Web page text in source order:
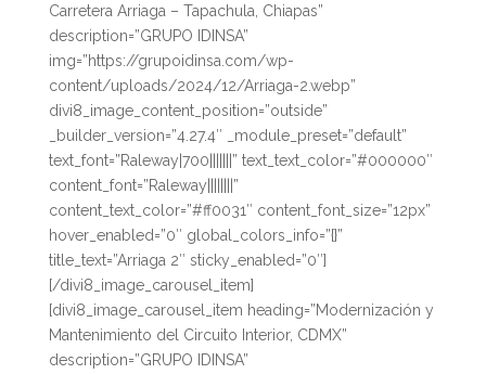
Carretera Arriaga – Tapachula, Chiapas”
description=”GRUPO IDINSA”
img=”https://grupoidinsa.com/wp-
content/uploads/2024/12/Arriaga-2.webp”
divi8_image_content_position=”outside”
_builder_version=”4.27.4″ _module_preset=”default”
text_font=”Raleway|700|||||||” text_text_color=”#000000″
content_font=”Raleway||||||||”
content_text_color=”#ff0031″ content_font_size=”12px”
hover_enabled=”0″ global_colors_info=”{}”
title_text=”Arriaga 2″ sticky_enabled=”0″]
[/divi8_image_carousel_item]
[divi8_image_carousel_item heading=”Modernización y
Mantenimiento del Circuito Interior, CDMX”
description=”GRUPO IDINSA”